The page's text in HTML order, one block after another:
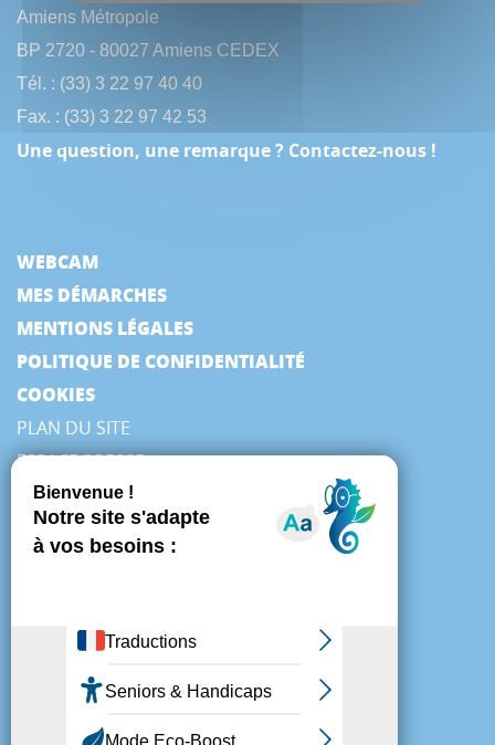
Amiens Métropole
BP 2720 - 80027 Amiens CEDEX
Tél. : (33) 3 22 97 40 40
Fax. : (33) 3 22 97 42 53
Une question, une remarque ? Contactez-nous !
WEBCAM
MES DÉMARCHES
MENTIONS LÉGALES
POLITIQUE DE CONFIDENTIALITÉ
COOKIES
PLAN DU SITE
ESPACE PRESSE